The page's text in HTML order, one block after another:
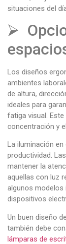
situaciones del
⮚
Los diseños
ambientes
de altura,
ideales para
fatiga visual.
concentración y
La iluminación
productividad.
mantener la
aquellas con luz
algunos modelos
dispositivos
Un buen diseño
también debe
lámparas de